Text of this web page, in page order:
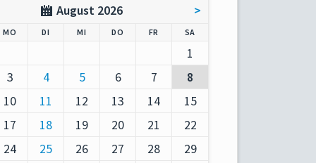
August 2026 >
MO DIENSTAG
MITTWOCH
DO NNERSTAG
FR SA
1
3 4 5 6 7
8
10 11 12 13 14
15
17 18 19 20 21
22
24 25 26 27 28
29